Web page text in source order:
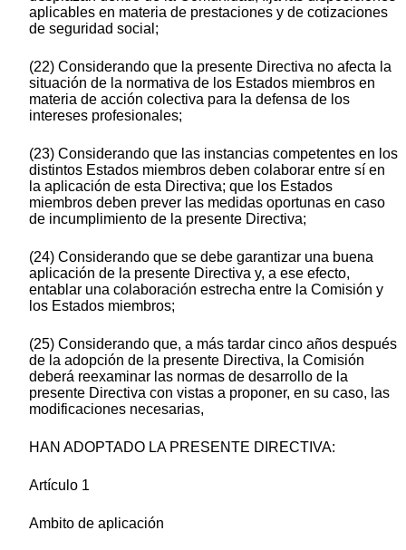
aplicables en materia de prestaciones y de cotizaciones
de seguridad social;
(22) Considerando que la presente Directiva no afecta la
situación de la normativa de los Estados miembros en
materia de acción colectiva para la defensa de los
intereses profesionales;
(23) Considerando que las instancias competentes en los
distintos Estados miembros deben colaborar entre sí en
la aplicación de esta Directiva; que los Estados
miembros deben prever las medidas oportunas en caso
de incumplimiento de la presente Directiva;
(24) Considerando que se debe garantizar una buena
aplicación de la presente Directiva y, a ese efecto,
entablar una colaboración estrecha entre la Comisión y
los Estados miembros;
(25) Considerando que, a más tardar cinco años después
de la adopción de la presente Directiva, la Comisión
deberá reexaminar las normas de desarrollo de la
presente Directiva con vistas a proponer, en su caso, las
modificaciones necesarias,
HAN ADOPTADO LA PRESENTE DIRECTIVA:
Artículo 1
Ambito de aplicación